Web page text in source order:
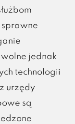
wolne jednak
technologii
urzędy
są